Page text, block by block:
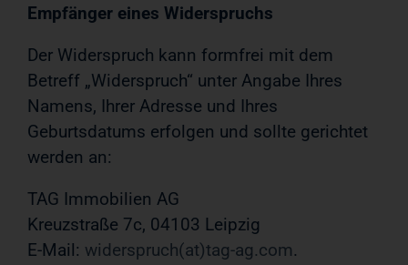
Empfänger eines Widerspruchs
Der Widerspruch kann formfrei mit dem
Betreff „Widerspruch“ unter Angabe Ihres
Namens, Ihrer Adresse und Ihres
Geburtsdatums erfolgen und sollte gerichtet
werden an:
TAG Immobilien AG
Kreuzstraße 7c, 04103 Leipzig
E-Mail: widerspruch(at)tag-ag.com.